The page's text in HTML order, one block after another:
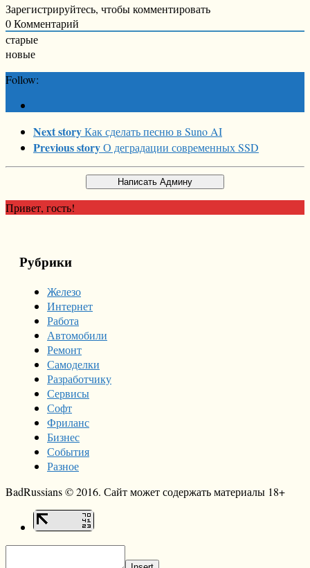
Зарегистрируйтесь, чтобы комментировать
0Комментарий
старые
новые
Follow:
Next storyКак сделать песню в Suno AI
Previous storyО деградации современных SSD
Привет, гость!
Рубрики
Железо
Интернет
Работа
Автомобили
Ремонт
Самоделки
Разработчику
Сервисы
Софт
Фриланс
Бизнес
События
Разное
BadRussians © 2016. Сайт может содержать материалы 18+